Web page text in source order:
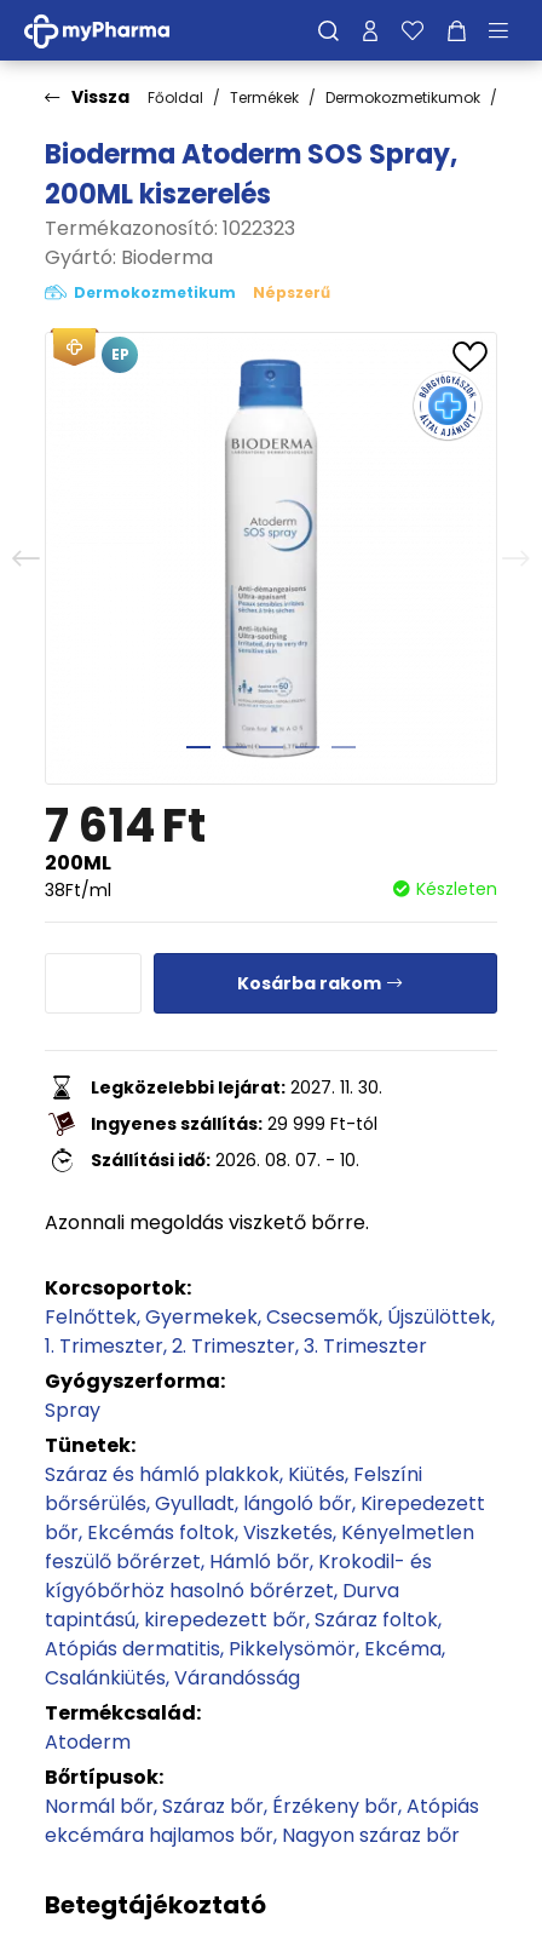
Vissza Főoldal Termékek Dermokozmetikumok
Bioderma Atoderm SOS Spray,
200ML kiszerelés
Termékazonosító: 1022323
Gyártó: Bioderma
Dermokozmetikum Népszerű
EP
7 614Ft
200ML
38Ft/ml Készleten
Kosárba rakom
Legközelebbi lejárat: 2027. 11. 30.
Ingyenes szállítás: 29 999 Ft-tól
Szállítási idő: 2026. 08. 07. - 10.
Azonnali megoldás viszkető bőrre.
Korcsoportok:
Felnőttek Gyermekek Csecsemők Újszülöttek
1. Trimeszter 2. Trimeszter 3. Trimeszter
Gyógyszerforma:
Spray
Tünetek:
Száraz és hámló plakkok Kiütés Felszíni
bőrsérülés Gyulladt, lángoló bőr Kirepedezett
bőr Ekcémás foltok Viszketés Kényelmetlen
feszülő bőrérzet Hámló bőr Krokodil- és
kígyóbőrhöz hasolnó bőrérzet Durva
tapintású, kirepedezett bőr Száraz foltok
Atópiás dermatitis Pikkelysömör Ekcéma
Csalánkiütés Várandósság
Termékcsalád:
Atoderm
Bőrtípusok:
Normál bőr Száraz bőr Érzékeny bőr Atópiás
ekcémára hajlamos bőr Nagyon száraz bőr
Betegtájékoztató